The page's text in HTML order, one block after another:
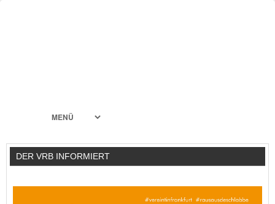
DER VRB INFORMIERT